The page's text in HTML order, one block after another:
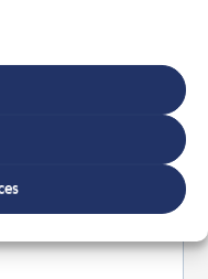
formulier.
Wij
voor u klaar.